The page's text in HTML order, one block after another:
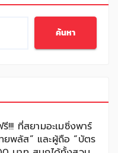
ค้นหา
!!! ที่สยามอะเมซิ่งพาร์
ยพลัส” และผู้ถือ “บัตร